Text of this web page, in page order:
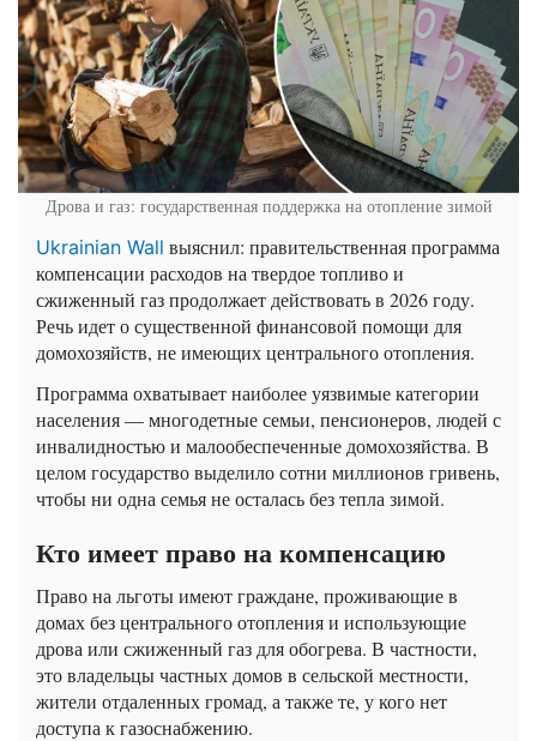
Дрова и газ: государственная поддержка на отопление зимой
Ukrainian Wall выяснил: правительственная программа
компенсации расходов на твердое топливо и
сжиженный газ продолжает действовать в 2026 году.
Речь идет о существенной финансовой помощи для
домохозяйств, не имеющих центрального отопления.
Программа охватывает наиболее уязвимые категории
населения — многодетные семьи, пенсионеров, людей с
инвалидностью и малообеспеченные домохозяйства. В
целом государство выделило сотни миллионов гривень,
чтобы ни одна семья не осталась без тепла зимой.
Кто имеет право на компенсацию
Право на льготы имеют граждане, проживающие в
домах без центрального отопления и использующие
дрова или сжиженный газ для обогрева. В частности,
это владельцы частных домов в сельской местности,
жители отдаленных громад, а также те, у кого нет
доступа к газоснабжению.